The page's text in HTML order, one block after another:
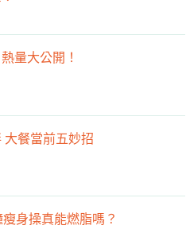
量大公開！
餐當前五妙招
身操真能燃脂嗎？